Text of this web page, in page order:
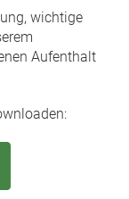
wichtige
Aufenthalt